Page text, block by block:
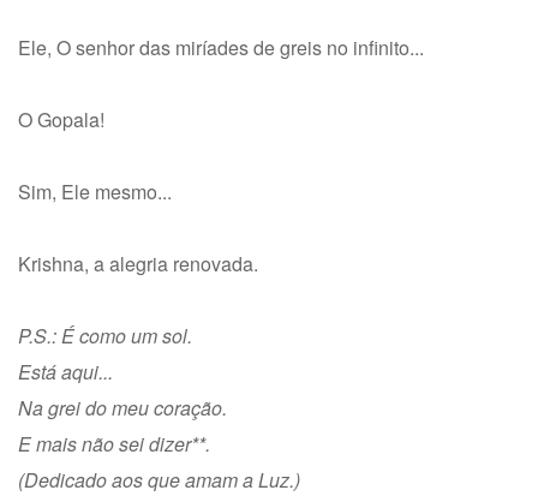
Ele, O senhor das miríades de greis no infinito...
O Gopala!
Sim, Ele mesmo...
Krishna, a alegria renovada.
P.S.: É como um sol.
Está aqui...
Na grei do meu coração.
E mais não sei dizer**.
(Dedicado aos que amam a Luz.)